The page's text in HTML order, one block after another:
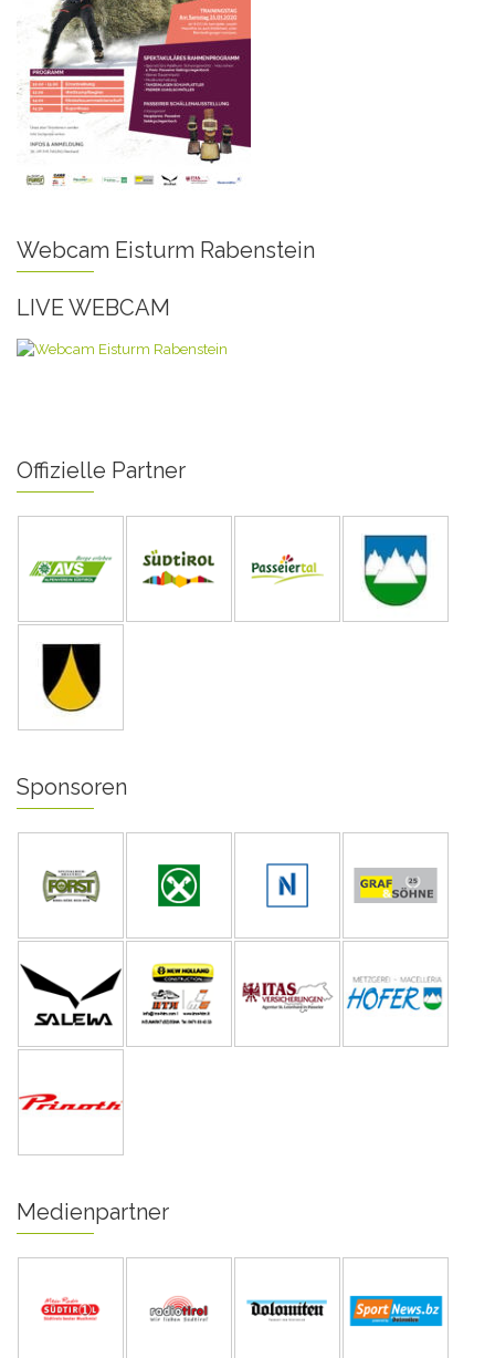
Webcam Eisturm Rabenstein
LIVE WEBCAM
Offizielle Partner
Sponsoren
Medienpartner